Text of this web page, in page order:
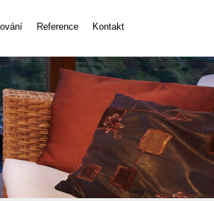
Reference Kontakt